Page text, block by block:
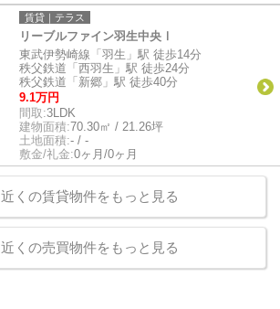
賃貸｜テラス
リーブルファイン羽生中央Ⅰ
東武伊勢崎線「羽生」駅 徒歩14分
秩父鉄道「西羽生」駅 徒歩24分
秩父鉄道「新郷」駅 徒歩40分
9.1万円
間取:3LDK
建物面積:70.30㎡ / 21.26坪
土地面積:- / -
敷金/礼金:0ヶ月/0ヶ月
近くの賃貸物件をもっと見る
近くの売買物件をもっと見る